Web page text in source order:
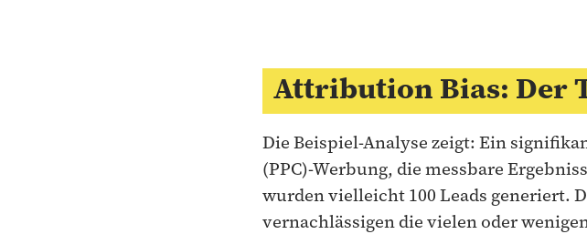
Attribution Bias: Der
Die Beispiel-Analyse zeigt: Ein
(PPC)-Werbung, die messbare
wurden vielleicht 100 Leads generiert.
vernachlässigen die vielen oder